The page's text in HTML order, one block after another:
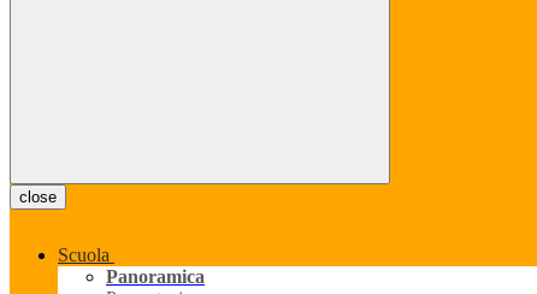
close
Scuola
Panoramica